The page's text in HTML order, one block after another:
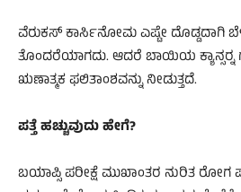
ವೆರುಕಸ್ ಕಾರ್ಸಿನೋಮ ಎಷ್ಟೇ ದೊಡ್ಡದಾಗಿ
ತೊಂದರೆಯಾಗದು. ಆದರೆ ಬಾಯಿಯ ಕ್ಯಾನ್ಸರ್‍ನ
ಋಣಾತ್ಮಕ ಫಲಿತಾಂಶವನ್ನು ನೀಡುತ್ತದೆ.
ಪತ್ತೆ ಹಚ್ಚುವುದು ಹೇಗೆ?
ಬಯಾಪ್ಸಿ ಪರೀಕ್ಷೆ ಮುಖಾಂತರ ನುರಿತ ರೋಗ